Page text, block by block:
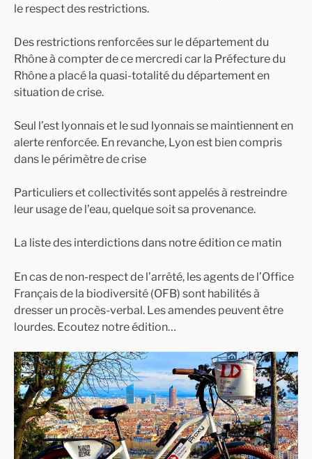
le respect des restrictions.
Des restrictions renforcées sur le département du
Rhône à compter de ce mercredi car la Préfecture du
Rhône a placé la quasi-totalité du département en
situation de crise.
Seul l’est lyonnais et le sud lyonnais se maintiennent en
alerte renforcée. En revanche, Lyon est bien compris
dans le périmètre de crise
Particuliers et collectivités sont appelés à restreindre
leur usage de l’eau, quelque soit sa provenance.
La liste des interdictions dans notre édition ce matin
En cas de non-respect de l’arrêté, les agents de l’Office
Français de la biodiversité (OFB) sont habilités à
dresser un procès-verbal. Les amendes peuvent être
lourdes. Ecoutez notre édition…